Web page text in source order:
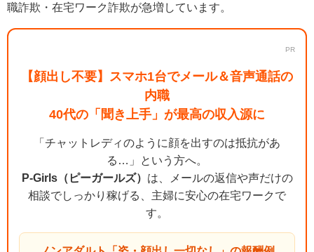
職詐欺・在宅ワーク詐欺が急増しています。
PR
【顔出し不要】スマホ1台でメール＆音声通話の
内職
40代の「聞き上手」が最高の収入源に
「チャットレディのように顔を出すのは抵抗があ
る…」という方へ。
P-Girls（ピーガールズ） は、メールの返信や声だけの
相談でしっかり稼げる、主婦に安心の在宅ワークで
す。